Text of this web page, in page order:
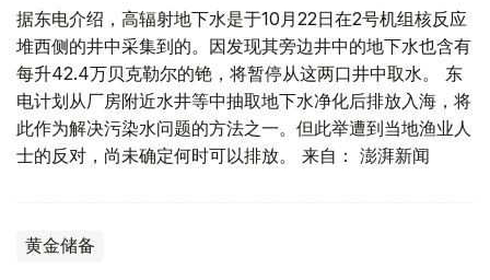
据东电介绍，高辐射地下水是于10月22日在2号机组核反应
堆西侧的井中采集到的。因发现其旁边井中的地下水也含有
每升42.4万贝克勒尔的铯，将暂停从这两口井中取水。 东
电计划从厂房附近水井等中抽取地下水净化后排放入海，将
此作为解决污染水问题的方法之一。但此举遭到当地渔业人
士的反对，尚未确定何时可以排放。 来自： 澎湃新闻
黄金储备